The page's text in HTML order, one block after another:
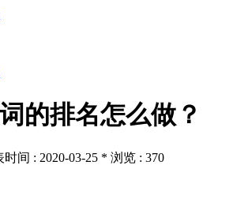
的排名怎么做？
间 : 2020-03-25 * 浏览 : 370